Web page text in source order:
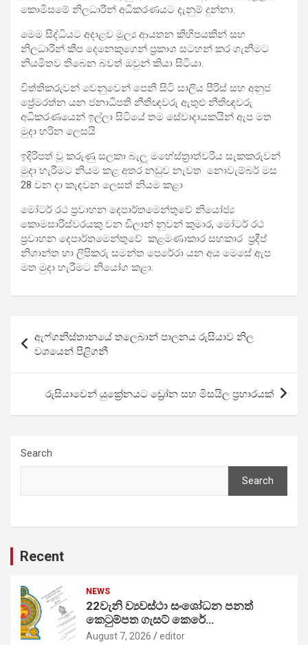
කොමිසමේ නිලධාරීන් අධිකරණයට දැනුම් දුන්නා.
මෙම සිද්ධියට අදාළව මූල්‍ය ආයතන කිහිපයකින් සහ
නිලධාරීන් කීප දෙනෙකුගෙන් ප්‍රකාශ සටහන් කර ගැනීමට
නියමිතව තිබෙන බවත් ඔවුන් කියා සිටියා.
විත්තිකරුවන් වෙනුවෙන් පෙනී සිටි සාලිය පීරිස් සහ අනුජ
ප්‍රේමරත්න යන ජනාධිපති නීතිඥවරු ඇතුළු නීතිඥවරු
අධිකරණයෙන් ඉල්ලා සිටියේ තම සේවාදායකයින් ඇප මත
මුදා හරින ලෙසයි
ඉදිරිපත් වූ කරුණු සලකා බැලූ මහේස්ත්‍රාත්වරිය සැකකරුවන්
මුදා හැරීමට නියම කළ අතර නඩුව නැවත නොවැම්බර් මස
28 වන දා කැඳවන ලෙසත් නියම කළා
මෝටර් රථ ප්‍රවාහන දෙපාර්තමෙන්තුවේ නියෝජ්‍ය
කොමසාරිස්වරයකු වන ඩිලාන් නුවන් කුමාර, මෝටර් රථ
ප්‍රවාහන දෙපාර්තමෙන්තුවේ කළමණාකාර සහකාර ප්‍රදීප්
නිශාන්ත හා ලිපිකරු සමන්ත පෙරේරා යන අය මෙසේ ඇප
මත මුදා හැරීමට නියෝග කළා.
navigation
ඇෆ්ගනිස්තානයේ තලෙබාන් පාලනය රුසියාව නිල
වශයෙන් පිළිගනී
රුසියාවෙන් යුක්‍රේනයට ‍ඩ්‍රෝන සහ මිසයිල ප්‍රහාරයක්
Search
Search
Recent
NEWS
22වැනි ව්‍යවස්ථා සංශෝධන පනත්
කෙටුම්පත ගැසට් කෙරේ…
August 7, 2026 editor